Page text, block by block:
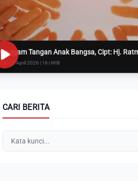
Genggam Tangan Anak Bangsa, Cipt: Hj.
Rabu, 8 April 2026 | 16:i WIB
CARI BERITA